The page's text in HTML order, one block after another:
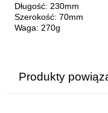
Długość: 230mm
Szerokość: 70mm
Waga: 270g
Produkty